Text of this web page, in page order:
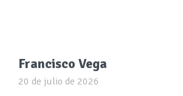
Francisco Vega
20 de julio de 2026